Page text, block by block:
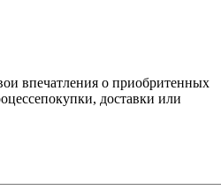
впечатления о приобритенных
доставки или